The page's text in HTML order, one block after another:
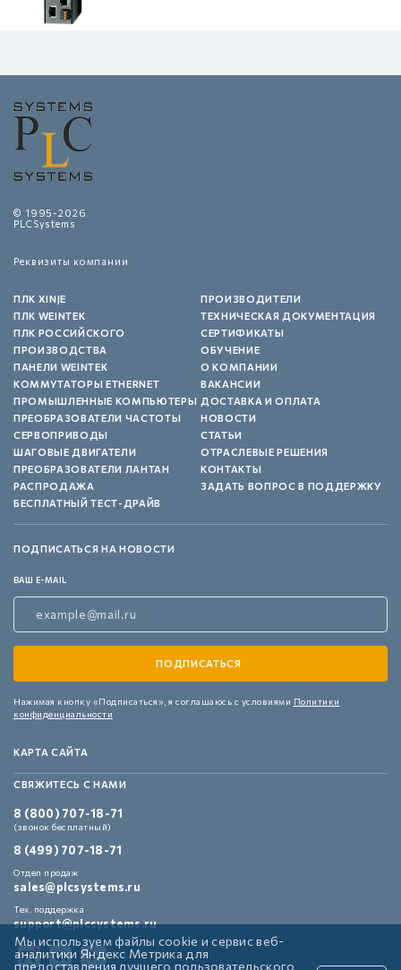
© 1995-2026
PLCSystems
Реквизиты компании
ПЛК XINJE
ПЛК WEINTEK
ПЛК РОССИЙСКОГО
ПРОИЗВОДСТВА
ПАНЕЛИ WEINTEK
КОММУТАТОРЫ ETHERNET
ПРОМЫШЛЕННЫЕ КОМПЬЮТЕРЫ
ПРЕОБРАЗОВАТЕЛИ ЧАСТОТЫ
СЕРВОПРИВОДЫ
ШАГОВЫЕ ДВИГАТЕЛИ
ПРЕОБРАЗОВАТЕЛИ ЛАНТАН
РАСПРОДАЖА
БЕСПЛАТНЫЙ ТЕСТ-ДРАЙВ
ПРОИЗВОДИТЕЛИ
ТЕХНИЧЕСКАЯ ДОКУМЕНТАЦИЯ
СЕРТИФИКАТЫ
ОБУЧЕНИЕ
О КОМПАНИИ
ВАКАНСИИ
ДОСТАВКА И ОПЛАТА
НОВОСТИ
СТАТЬИ
ОТРАСЛЕВЫЕ РЕШЕНИЯ
КОНТАКТЫ
ЗАДАТЬ ВОПРОС В ПОДДЕРЖКУ
ПОДПИСАТЬСЯ НА НОВОСТИ
ВАШ E-MAIL
Нажимая кнопку «Подписаться», я соглашаюсь с условиями Политики
конфиденциальности
КАРТА САЙТА
СВЯЖИТЕСЬ С НАМИ
8 (800) 707-18-71
(звонок бесплатный)
8 (499) 707-18-71
Отдел продаж
sales@plcsystems.ru
Тех. поддержка
support@plcsystems.ru
Мы используем файлы cookie и сервис веб-
аналитики Яндекс Метрика для
предоставления лучшего пользовательского